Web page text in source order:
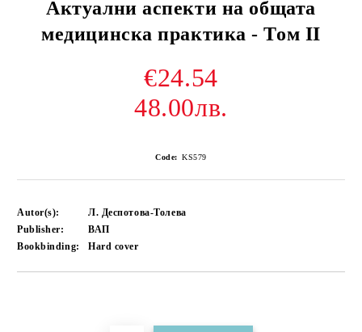
Актуални аспекти на общата
медицинска практика - Том ІІ
€24.54
48.00лв.
Code: KS579
Autor(s):
Л. Деспотова-Толева
Publisher:
ВАП
Bookbinding:
Hard cover